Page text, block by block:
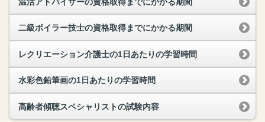
二級ボイラー技士の資格取得までにかかる期間
レクリエーション介護士の1日あたりの学習時間
水彩色鉛筆画の1日あたりの学習時間
高齢者傾聴スペシャリストの試験内容